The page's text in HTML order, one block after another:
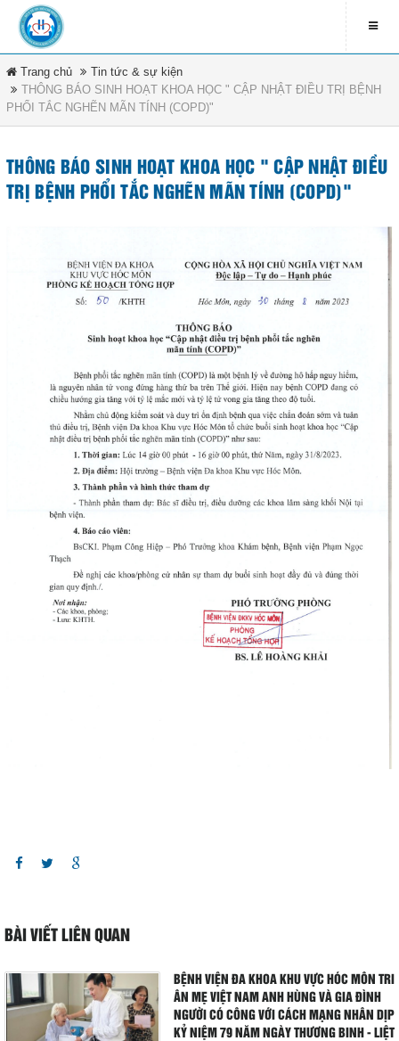
Trang chủ
Tin tức & sự kiện
THÔNG BÁO SINH HOẠT KHOA HỌC " CẬP NHẬT ĐIỀU TRỊ BỆNH
PHỔI TẮC NGHẼN MÃN TÍNH (COPD)"
THÔNG BÁO SINH HOẠT KHOA HỌC " CẬP NHẬT ĐIỀU
TRỊ BỆNH PHỔI TẮC NGHẼN MÃN TÍNH (COPD)"
BÀI VIẾT LIÊN QUAN
BỆNH VIỆN ĐA KHOA KHU VỰC HÓC MÔN TRI
ÂN MẸ VIỆT NAM ANH HÙNG VÀ GIA ĐÌNH
NGƯỜI CÓ CÔNG VỚI CÁCH MẠNG NHÂN DỊP
KỶ NIỆM 79 NĂM NGÀY THƯƠNG BINH - LIỆT
Trang chủ
Văn bản pháp luật
Hoạt động chuyên môn
Thông báo từ bệnh viện
Thông tin dược phẩm
Công tác xã hội
Hoạt động đoàn thể
Đào tạo - Nghiên cứu KH
Thư giãn
Chỉ số bệnh viện
Báo cáo CTQLCSNB
79 Bà Triệu - Xã Hóc Môn -
contact_phone
(08) 3891 4208
newsletter_informbvdkhocmon
ĐĂNG KÝ
COPYRIGHT 2015. ALL RIGHTS RESERVED